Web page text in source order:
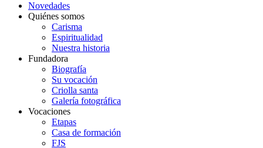
Novedades
Quiénes somos
Carisma
Espiritualidad
Nuestra historia
Fundadora
Biografía
Su vocación
Criolla santa
Galería fotográfica
Vocaciones
Etapas
Casa de formación
FJS